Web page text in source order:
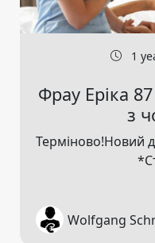
1
Фрау Еріка
з
Терміново!Новий
Wolfgang